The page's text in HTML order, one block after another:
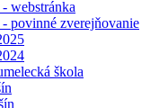
webstránka
povinné zverejňovanie
škola